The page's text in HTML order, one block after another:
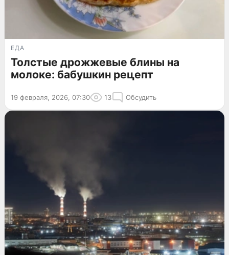
ЕДА
Толстые дрожжевые блины на
молоке: бабушкин рецепт
19 февраля, 2026, 07:30 13 Обсудить